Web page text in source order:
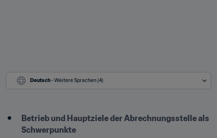
Deutsch - Weitere Sprachen (4)
Betrieb und Hauptziele der Abrechnungsstelle als
Schwerpunkte